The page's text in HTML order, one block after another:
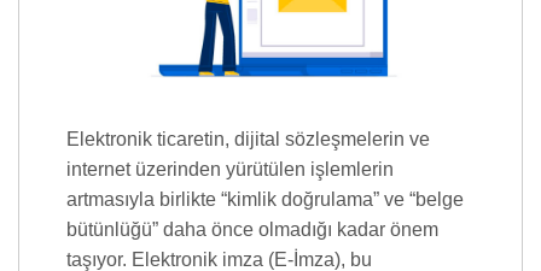
Elektronik ticaretin, dijital sözleşmelerin ve
internet üzerinden yürütülen işlemlerin
artmasıyla birlikte “kimlik doğrulama” ve “belge
bütünlüğü” daha önce olmadığı kadar önem
taşıyor. Elektronik imza (E-İmza), bu